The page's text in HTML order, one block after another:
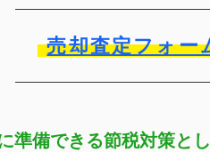
売却査定フォー
準備できる節税対策と